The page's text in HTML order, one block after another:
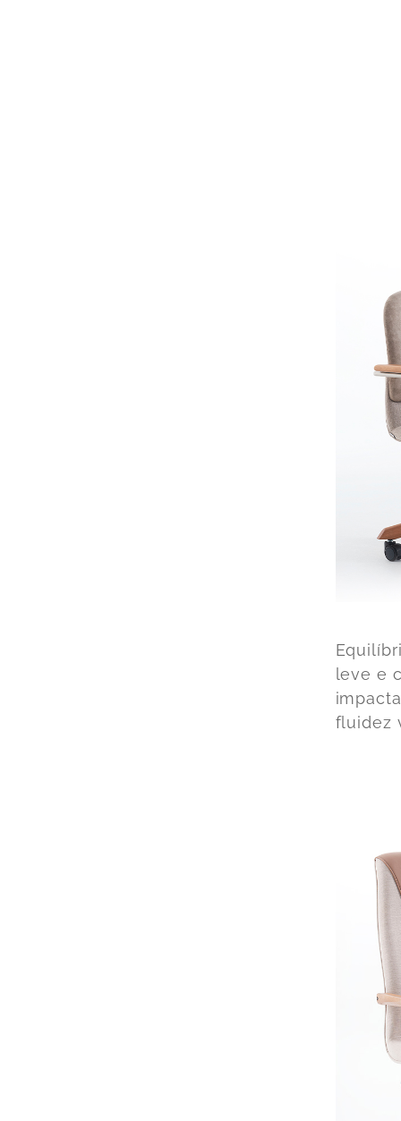
leve e
fluidez